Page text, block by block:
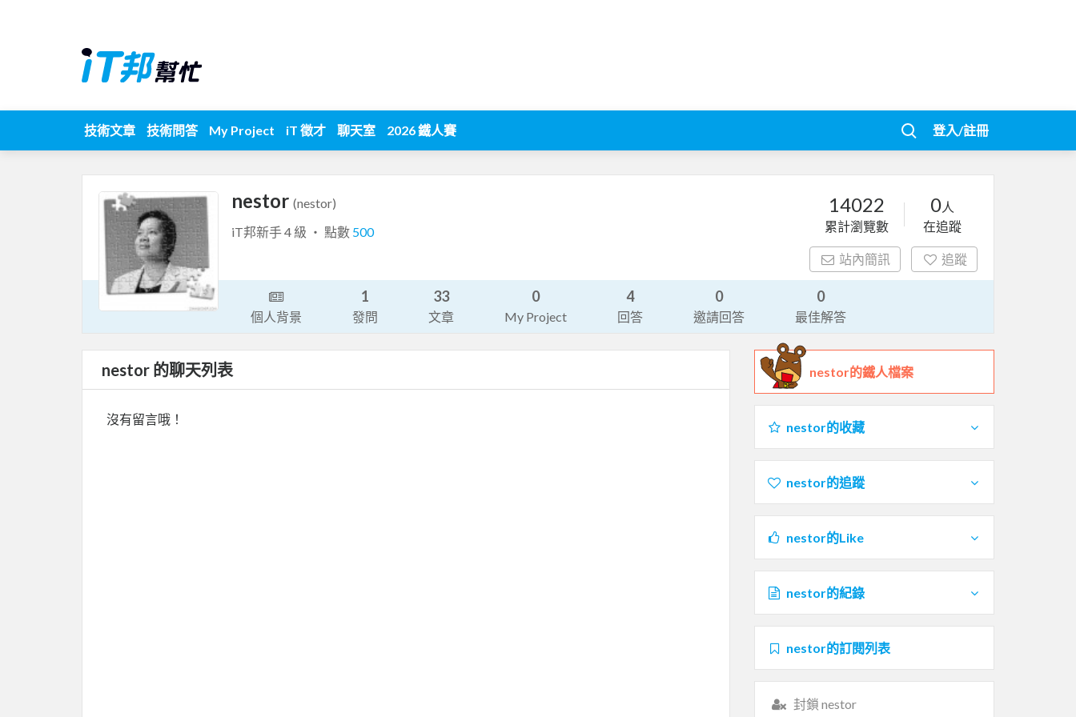
技術文章 技術問答 My Project iT 徵才 聊天室 2026 鐵人賽 登入/註冊
nestor (nestor)
iT邦新手 4 級 ‧ 點數 500
14022
累計瀏覽數
0人
在追蹤
站內簡訊 追蹤
個人背景
1
發問
33
文章
0
My Project
4
回答
0
邀請回答
0
最佳解答
nestor 的聊天列表
沒有留言哦！
nestor的鐵人檔案
nestor的收藏
nestor的追蹤
nestor的Like
nestor的紀錄
nestor的訂閱列表
封鎖 nestor